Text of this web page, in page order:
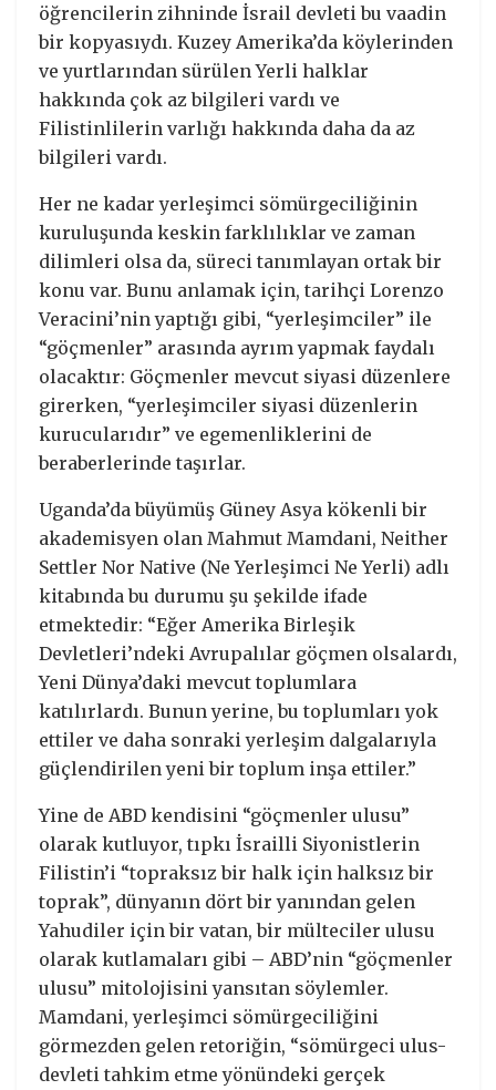
öğrencilerin zihninde İsrail devleti bu vaadin
bir kopyasıydı. Kuzey Amerika’da köylerinden
ve yurtlarından sürülen Yerli halklar
hakkında çok az bilgileri vardı ve
Filistinlilerin varlığı hakkında daha da az
bilgileri vardı.
Her ne kadar yerleşimci sömürgeciliğinin
kuruluşunda keskin farklılıklar ve zaman
dilimleri olsa da, süreci tanımlayan ortak bir
konu var. Bunu anlamak için, tarihçi Lorenzo
Veracini’nin yaptığı gibi, “yerleşimciler” ile
“göçmenler” arasında ayrım yapmak faydalı
olacaktır: Göçmenler mevcut siyasi düzenlere
girerken, “yerleşimciler siyasi düzenlerin
kurucularıdır” ve egemenliklerini de
beraberlerinde taşırlar.
Uganda’da büyümüş Güney Asya kökenli bir
akademisyen olan Mahmut Mamdani, Neither
Settler Nor Native (Ne Yerleşimci Ne Yerli) adlı
kitabında bu durumu şu şekilde ifade
etmektedir: “Eğer Amerika Birleşik
Devletleri’ndeki Avrupalılar göçmen olsalardı,
Yeni Dünya’daki mevcut toplumlara
katılırlardı. Bunun yerine, bu toplumları yok
ettiler ve daha sonraki yerleşim dalgalarıyla
güçlendirilen yeni bir toplum inşa ettiler.”
Yine de ABD kendisini “göçmenler ulusu”
olarak kutluyor, tıpkı İsrailli Siyonistlerin
Filistin’i “topraksız bir halk için halksız bir
toprak”, dünyanın dört bir yanından gelen
Yahudiler için bir vatan, bir mülteciler ulusu
olarak kutlamaları gibi – ABD’nin “göçmenler
ulusu” mitolojisini yansıtan söylemler.
Mamdani, yerleşimci sömürgeciliğini
görmezden gelen retoriğin, “sömürgeci ulus-
devleti tahkim etme yönündeki gerçek